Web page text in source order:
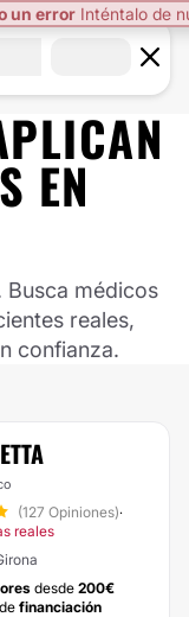
un error Inténtalo de
EN
Busca médicos
reales,
confianza.
(127 Opiniones)·
reales
desde 200€
financiación